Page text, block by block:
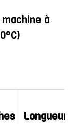
à
Longueur